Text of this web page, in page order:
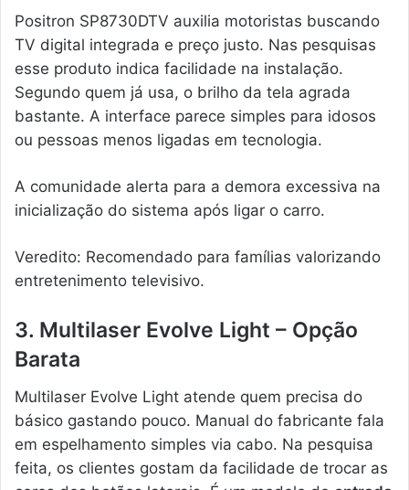
Positron SP8730DTV auxilia motoristas buscando
TV digital integrada e preço justo. Nas pesquisas
esse produto indica facilidade na instalação.
Segundo quem já usa, o brilho da tela agrada
bastante. A interface parece simples para idosos
ou pessoas menos ligadas em tecnologia.
A comunidade alerta para a demora excessiva na
inicialização do sistema após ligar o carro.
Veredito: Recomendado para famílias valorizando
entretenimento televisivo.
3. Multilaser Evolve Light – Opção
Barata
Multilaser Evolve Light atende quem precisa do
básico gastando pouco. Manual do fabricante fala
em espelhamento simples via cabo. Na pesquisa
feita, os clientes gostam da facilidade de trocar as